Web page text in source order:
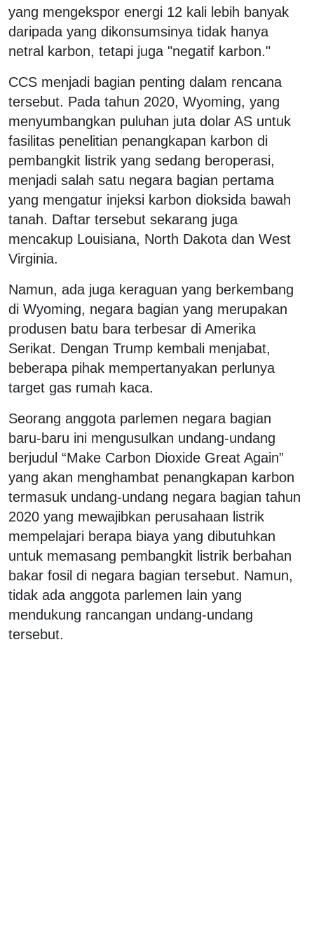
yang mengekspor energi 12 kali lebih banyak
daripada yang dikonsumsinya tidak hanya
netral karbon, tetapi juga "negatif karbon."
CCS menjadi bagian penting dalam rencana
tersebut. Pada tahun 2020, Wyoming, yang
menyumbangkan puluhan juta dolar AS untuk
fasilitas penelitian penangkapan karbon di
pembangkit listrik yang sedang beroperasi,
menjadi salah satu negara bagian pertama
yang mengatur injeksi karbon dioksida bawah
tanah. Daftar tersebut sekarang juga
mencakup Louisiana, North Dakota dan West
Virginia.
Namun, ada juga keraguan yang berkembang
di Wyoming, negara bagian yang merupakan
produsen batu bara terbesar di Amerika
Serikat. Dengan Trump kembali menjabat,
beberapa pihak mempertanyakan perlunya
target gas rumah kaca.
Seorang anggota parlemen negara bagian
baru-baru ini mengusulkan undang-undang
berjudul “Make Carbon Dioxide Great Again”
yang akan menghambat penangkapan karbon
termasuk undang-undang negara bagian tahun
2020 yang mewajibkan perusahaan listrik
mempelajari berapa biaya yang dibutuhkan
untuk memasang pembangkit listrik berbahan
bakar fosil di negara bagian tersebut. Namun,
tidak ada anggota parlemen lain yang
mendukung rancangan undang-undang
tersebut.